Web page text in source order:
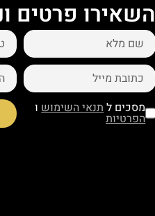
השאירו פרטים
מסכים לתנאי השימושו
הפרטיות